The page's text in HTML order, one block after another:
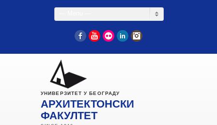
FacebookYouTube
Flickr LinkedIn
УНИВЕРЗИТЕТ У БЕОГРАДУ
АРХИТЕКТОНСКИ
ФАКУЛТЕТ